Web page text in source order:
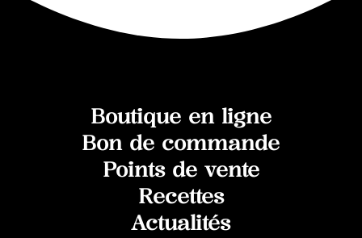
Boutique en ligne
Bon de commande
Points de vente
Recettes
Actualités